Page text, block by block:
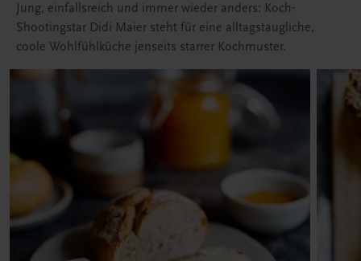
Jung, einfallsreich und immer wieder anders: Koch-
Shootingstar Didi Maier steht für eine alltagstaugliche,
coole Wohlfühlküche jenseits starrer Kochmuster.